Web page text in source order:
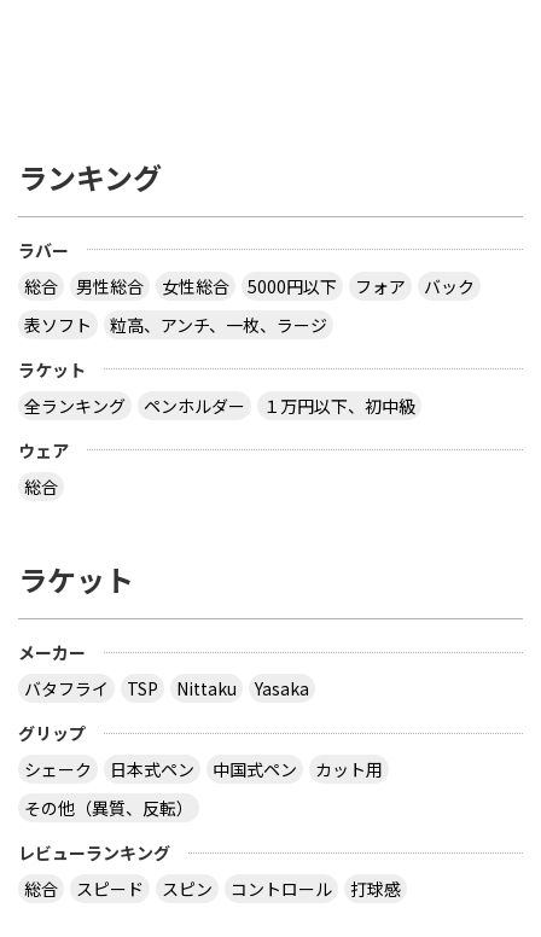
ランキング
ラバー
総合
男性総合 女性総合 5000円以下 フォア
バック
表ソフト
粒高、アンチ、一枚、ラージ
ラケット
全ランキング
ペンホルダー
１万円以下、初中級
ウェア
総合
ラケット
メーカー
バタフライ
TSP Nittaku
Yasaka
グリップ
シェーク
日本式ペン 中国式ペン
カット用
その他（異質、反転）
レビューランキング
総合
スピード スピン コントロール 打球感